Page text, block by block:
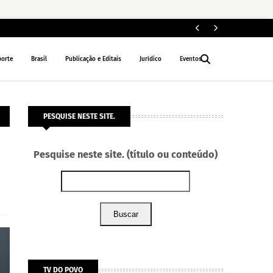
Brasil Publicação e Editais Jurídico Eventos
PESQUISE NESTE SITE.
Pesquise neste site. (título ou conteúdo)
Buscar
TV DO POVO